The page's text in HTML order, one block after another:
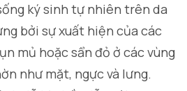
ký sinh tự nhiên trên da
bởi sự xuất hiện của các
mủ hoặc sẩn đỏ ở các vùng
như mặt, ngực và lưng.